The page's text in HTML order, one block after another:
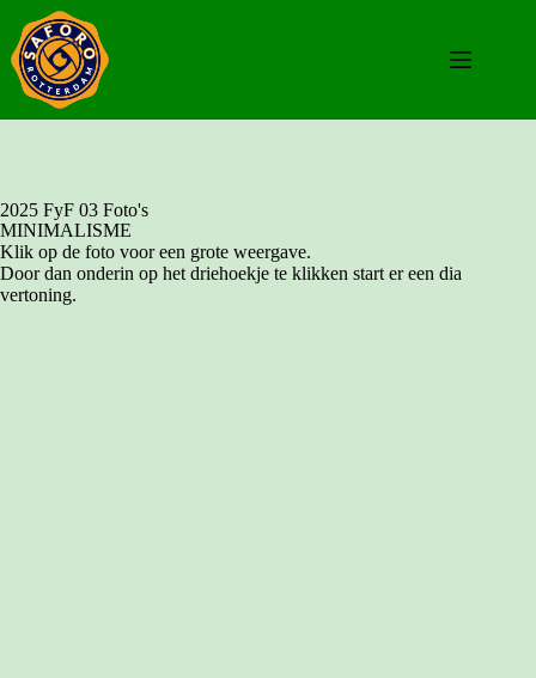
2025 FyF 03 Foto's
MINIMALISME
Klik op de foto voor een grote weergave.
Door dan onderin op het driehoekje te klikken start er een dia
vertoning.